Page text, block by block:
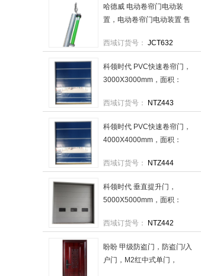
哈德威 电动卷帘门电动装
置，电动卷帘门电动装置 售
西域订货号： JCT632
科领时代 PVC快速卷帘门，
3000X3000mm，面积：
售卖规格：1扇
西域订货号： NTZ443
科领时代 PVC快速卷帘门，
4000X4000mm，面积：
售卖规格：1扇
西域订货号： NTZ444
科领时代 垂直提升门，
5000X5000mm，面积：
卖规格：1扇
西域订货号： NTZ442
盼盼 甲级防盗门，防盗门/入
户门，M2红中式单门，